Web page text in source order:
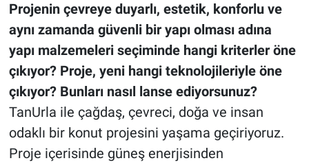
Projenin çevreye duyarlı, estetik, konforlu ve
aynı zamanda güvenli bir yapı olması adına
yapı malzemeleri seçiminde hangi kriterler öne
çıkıyor? Proje, yeni hangi teknolojileriyle öne
çıkıyor? Bunları nasıl lanse ediyorsunuz?
TanUrla ile çağdaş, çevreci, doğa ve insan
odaklı bir konut projesini yaşama geçiriyoruz.
Proje içerisinde güneş enerjisinden